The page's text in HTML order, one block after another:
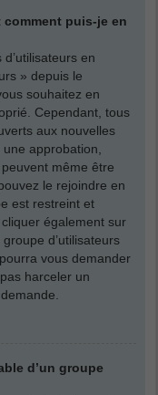
puis-je en
en
» depuis le
souhaitez en
Cependant, tous
aux nouvelles
approbation,
même être
le rejoindre en
est restreint et
également sur
d’utilisateurs
vous demander
harceler un
d’un groupe